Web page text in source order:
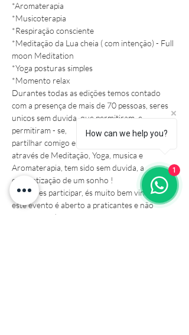
*Aromaterapia
*Musicoterapia
*Respiração consciente
*Meditação da Lua cheia ( com intenção) - Full
moon Meditation
*Yoga posturas simples
*Momento relax
Durantes todas as edições temos contado
com a presença de mais de 70 pessoas, seres
unicos sem duvida, que permitiram, e
permitiram - se,
partilhar comigo esta energia do Coração,
através de Meditação, Yoga, musica e
Aromaterapia, tem sido sem duvida, a
concretização de um sonho !
Se queres participar, és muito bem vindo/a,
este evento é aberto a praticantes e não
praticantes :)
How can we help you?
1